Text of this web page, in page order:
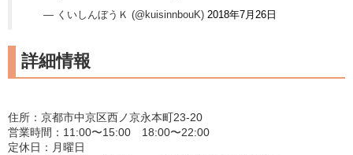
— くいしんぼうＫ (@kuisinnbouK) 2018年7月26日
詳細情報
住所：京都市中京区西ノ京永本町23-20
営業時間：11:00〜15:00 18:00〜22:00
定休日：月曜日